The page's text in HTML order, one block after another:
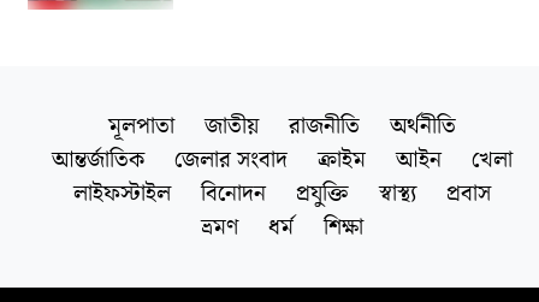
মূলপাতা জাতীয় রাজনীতি
অর্থনীতি
আন্তর্জাতিক
জেলার সংবাদ ক্রাইম আইন
খেলা
লাইফস্টাইল
বিনোদন প্রযুক্তি স্বাস্থ্য
প্রবাস
ভ্রমণ
ধর্ম শিক্ষা